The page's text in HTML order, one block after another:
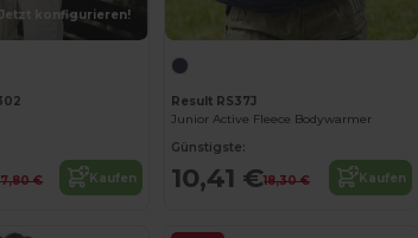
Jetzt konfigurieren!
€ Kaufen
Result RS37J
Junior Active Fleece Bodywarmer
Günstigste:
10,41 €18,30 € Kaufen